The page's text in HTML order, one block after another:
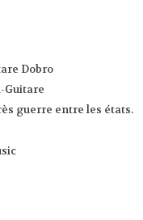
Dobro
Guitare
guerre entre les états.